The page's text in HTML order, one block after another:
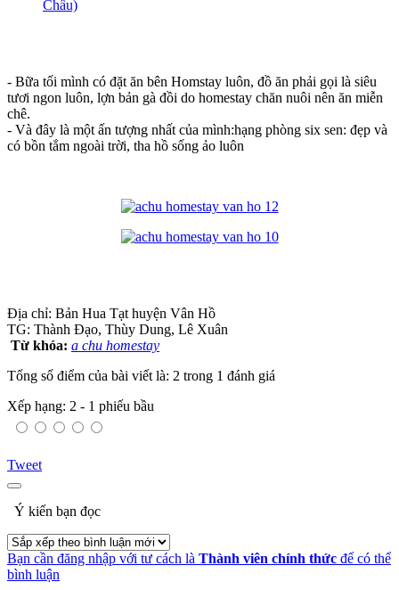
- Bữa tối mình có đặt ăn bên Homstay luôn, đồ ăn phải gọi là siêu
tươi ngon luôn, lợn bản gà đồi do homestay chăn nuôi nên ăn miễn
chê.
- Và đây là một ấn tượng nhất của mình:hạng phòng six sen: đẹp và
có bồn tắm ngoài trời, tha hồ sống ảo luôn
Địa chỉ: Bản Hua Tạt huyện Vân Hồ
TG: Thành Đạo, Thùy Dung, Lê Xuân
Từ khóa: a chu homestay
Tổng số điểm của bài viết là: 2 trong 1 đánh giá
Xếp hạng: 2 - 1 phiếu bầu
Tweet
Ý kiến bạn đọc
Bạn cần đăng nhập với tư cách là Thành viên chính thức để có thể
bình luận